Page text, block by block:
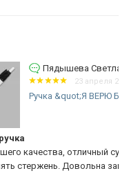
2019 03:53
БОГУ&quot;
сувенир. Удобна тем, что
заказом и обслуживанием!